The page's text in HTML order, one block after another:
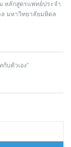
หลักสูตรแพทย์ประจำ
มหาวิทยาลัยมหิดล
กับตัวเอง”